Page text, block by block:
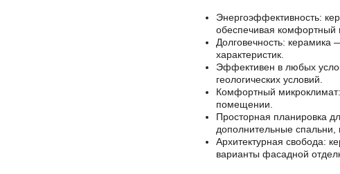
Энергоэффективность:
обеспечивая комфортный
Долговечность:
характеристик.
Эффективен в любых
геологических условий.
Комфортный
помещении.
Просторная планировка
дополнительные
Архитектурная свобода:
варианты фасадной